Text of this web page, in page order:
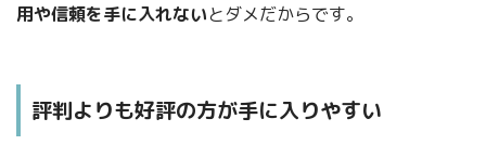
用や信頼を手に入れないとダメだからです。
評判よりも好評の方が手に入りやすい